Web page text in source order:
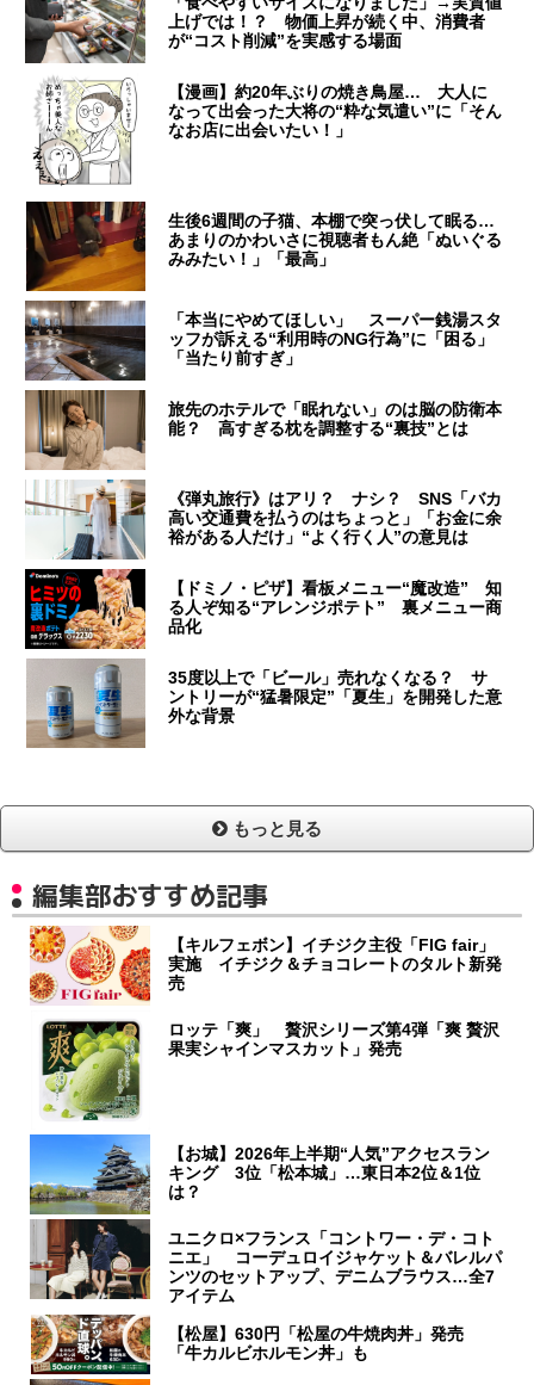
上げでは！？ 物価上昇が続く中、消費者
が“コスト削減”を実感する場面
【漫画】約20年ぶりの焼き鳥屋… 大人に
なって出会った大将の“粋な気遣い”に「そん
なお店に出会いたい！」
生後6週間の子猫、本棚で突っ伏して眠る…
あまりのかわいさに視聴者もん絶「ぬいぐる
みみたい！」「最高」
「本当にやめてほしい」 スーパー銭湯スタ
ッフが訴える“利用時のNG行為”に「困る」
「当たり前すぎ」
旅先のホテルで「眠れない」のは脳の防衛本
能？ 高すぎる枕を調整する“裏技”とは
《弾丸旅行》はアリ？ ナシ？ SNS「バカ
高い交通費を払うのはちょっと」「お金に余
裕がある人だけ」“よく行く人”の意見は
【ドミノ・ピザ】看板メニュー“魔改造” 知
る人ぞ知る“アレンジポテト” 裏メニュー商
品化
35度以上で「ビール」売れなくなる？ サ
ントリーが“猛暑限定”「夏生」を開発した意
外な背景
もっと見る
編集部おすすめ記事
【キルフェボン】イチジク主役「FIG fair」
実施 イチジク＆チョコレートのタルト新発
売
ロッテ「爽」 贅沢シリーズ第4弾「爽 贅沢
果実シャインマスカット」発売
【お城】2026年上半期“人気”アクセスラン
キング 3位「松本城」…東日本2位＆1位
は？
ユニクロ×フランス「コントワー・デ・コト
ニエ」 コーデュロイジャケット＆バレルパ
ンツのセットアップ、デニムブラウス…全7
アイテム
【松屋】630円「松屋の牛焼肉丼」発売
「牛カルビホルモン丼」も